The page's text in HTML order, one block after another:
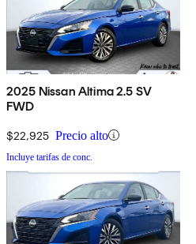
2025 Nissan Altima 2.5 SV
FWD
$22,925 Precio alto
Incluye tarifas de conc.